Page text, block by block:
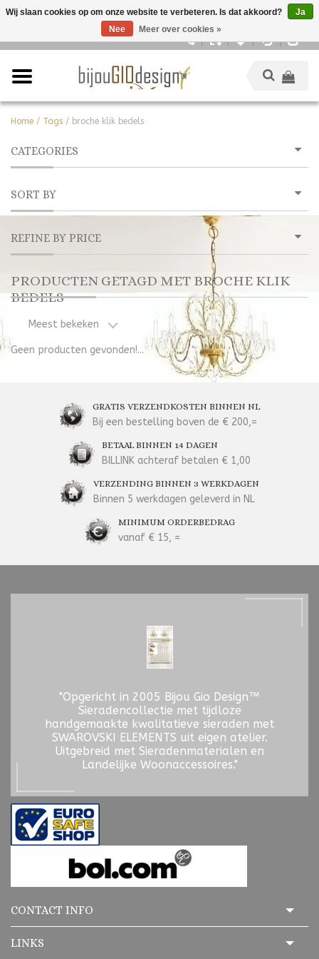
Home / Tags / broche klik bedels
CATEGORIES
SORT BY
REFINE BY PRICE
PRODUCTEN GETAGD MET BROCHE KLIK
BEDELS
Meest bekeken
Geen producten gevonden!...
GRATIS VERZENDKOSTEN BINNEN NL
Bij een bestelling boven de € 200,=
BETAAL BINNEN 14 DAGEN
BILLINK achteraf betalen € 1,00
VERZENDING BINNEN 3 WERKDAGEN
Binnen 5 werkdagen geleverd in NL
MINIMUM ORDERBEDRAG
vanaf € 15, =
"Opgericht in 2005 Bijou Gio Design™
Sieradencollectie met tijdloze
handgemaakte kwalitatieve sieraden met
SWAROVSKI ELEMENTS uit eigen atelier.
Uitgebreid met Sieradenmaterialen en
Landelijke Woonaccessoires."
CONTACT INFO
LINKS
Wij slaan cookies op om onze website te verbeteren. Is dat akkoord?
Ja
Nee
Meer over cookies »